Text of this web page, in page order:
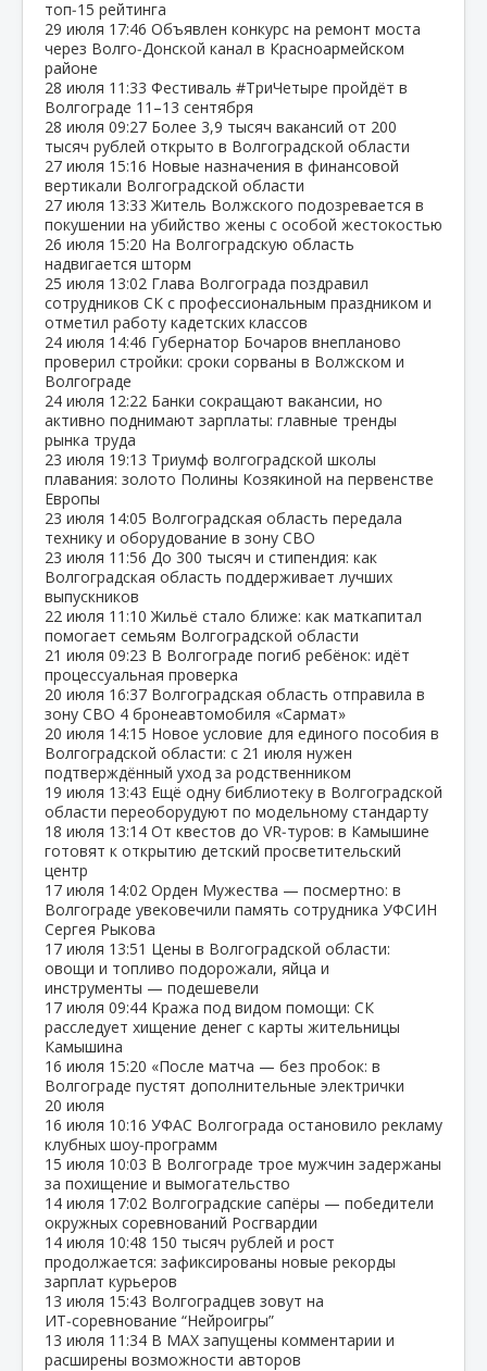
топ‑15 рейтинга
29 июля 17:46 Объявлен конкурс на ремонт моста
через Волго‑Донской канал в Красноармейском
районе
28 июля 11:33 Фестиваль #ТриЧетыре пройдёт в
Волгограде 11–13 сентября
28 июля 09:27 Более 3,9 тысяч вакансий от 200
тысяч рублей открыто в Волгоградской области
27 июля 15:16 Новые назначения в финансовой
вертикали Волгоградской области
27 июля 13:33 Житель Волжского подозревается в
покушении на убийство жены с особой жестокостью
26 июля 15:20 На Волгоградскую область
надвигается шторм
25 июля 13:02 Глава Волгограда поздравил
сотрудников СК с профессиональным праздником и
отметил работу кадетских классов
24 июля 14:46 Губернатор Бочаров внепланово
проверил стройки: сроки сорваны в Волжском и
Волгограде
24 июля 12:22 Банки сокращают вакансии, но
активно поднимают зарплаты: главные тренды
рынка труда
23 июля 19:13 Триумф волгоградской школы
плавания: золото Полины Козякиной на первенстве
Европы
23 июля 14:05 Волгоградская область передала
технику и оборудование в зону СВО
23 июля 11:56 До 300 тысяч и стипендия: как
Волгоградская область поддерживает лучших
выпускников
22 июля 11:10 Жильё стало ближе: как маткапитал
помогает семьям Волгоградской области
21 июля 09:23 В Волгограде погиб ребёнок: идёт
процессуальная проверка
20 июля 16:37 Волгоградская область отправила в
зону СВО 4 бронеавтомобиля «Сармат»
20 июля 14:15 Новое условие для единого пособия в
Волгоградской области: с 21 июля нужен
подтверждённый уход за родственником
19 июля 13:43 Ещё одну библиотеку в Волгоградской
области переоборудуют по модельному стандарту
18 июля 13:14 От квестов до VR‑туров: в Камышине
готовят к открытию детский просветительский
центр
17 июля 14:02 Орден Мужества — посмертно: в
Волгограде увековечили память сотрудника УФСИН
Сергея Рыкова
17 июля 13:51 Цены в Волгоградской области:
овощи и топливо подорожали, яйца и
инструменты — подешевели
17 июля 09:44 Кража под видом помощи: СК
расследует хищение денег с карты жительницы
Камышина
16 июля 15:20 «После матча — без пробок: в
Волгограде пустят дополнительные электрички
20 июля
16 июля 10:16 УФАС Волгограда остановило рекламу
клубных шоу‑программ
15 июля 10:03 В Волгограде трое мужчин задержаны
за похищение и вымогательство
14 июля 17:02 Волгоградские сапёры — победители
окружных соревнований Росгвардии
14 июля 10:48 150 тысяч рублей и рост
продолжается: зафиксированы новые рекорды
зарплат курьеров
13 июля 15:43 Волгоградцев зовут на
ИТ‑соревнование “Нейроигры”
13 июля 11:34 В МАХ запущены комментарии и
расширены возможности авторов